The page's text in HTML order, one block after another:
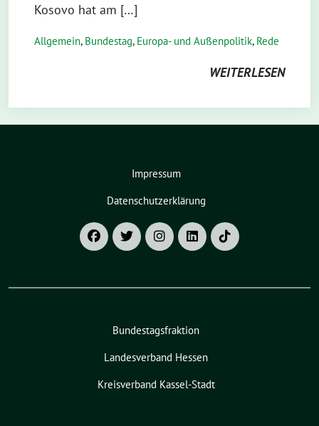
Kosovo hat am […]
Allgemein, Bundestag, Europa- und Außenpolitik, Rede
WEITERLESEN
Impressum
Datenschutzerklärung
Bundestagsfraktion
Landesverband Hessen
Kreisverband Kassel-Stadt